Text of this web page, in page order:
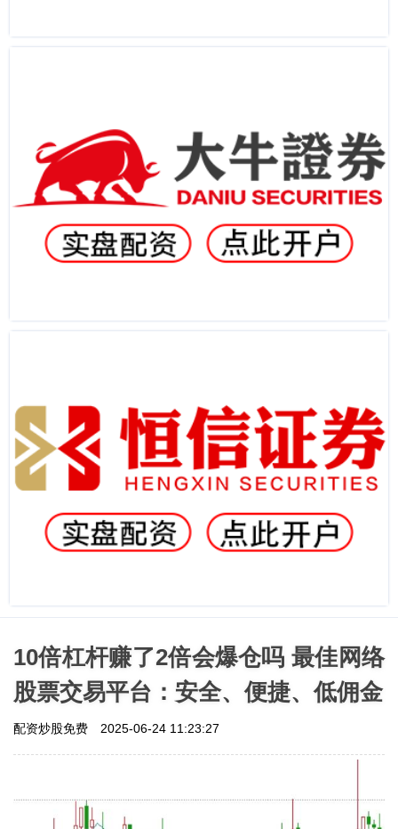
10倍杠杆赚了2倍会爆仓吗 最佳网络
股票交易平台：安全、便捷、低佣金
配资炒股免费 2025-06-24 11:23:27